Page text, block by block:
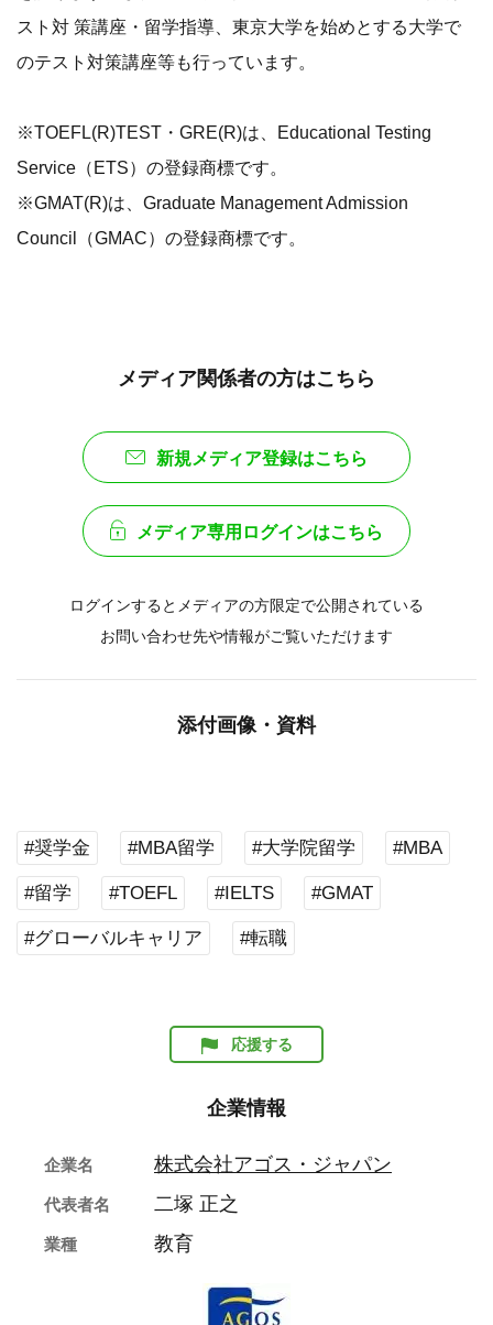
スト対 策講座・留学指導、東京大学を始めとする大学で
のテスト対策講座等も行っています。
※TOEFL(R)TEST・GRE(R)は、Educational Testing
Service（ETS）の登録商標です。
※GMAT(R)は、Graduate Management Admission
Council（GMAC）の登録商標です。
メディア関係者の方はこちら
新規メディア登録はこちら
メディア専用ログインはこちら
ログインするとメディアの方限定で公開されている
お問い合わせ先や情報がご覧いただけます
添付画像・資料
#奨学金 #MBA留学 #大学院留学 #MBA
#留学 #TOEFL #IELTS #GMAT
#グローバルキャリア #転職
応援する
企業情報
企業名 株式会社アゴス・ジャパン
代表者名 二塚 正之
業種 教育